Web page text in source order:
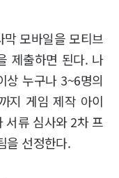
모바일을 모티브
제출하면 된다. 나
상 누구나 3~6명의
지 게임 제작 아이
서류 심사와 2차 프
을 선정한다.